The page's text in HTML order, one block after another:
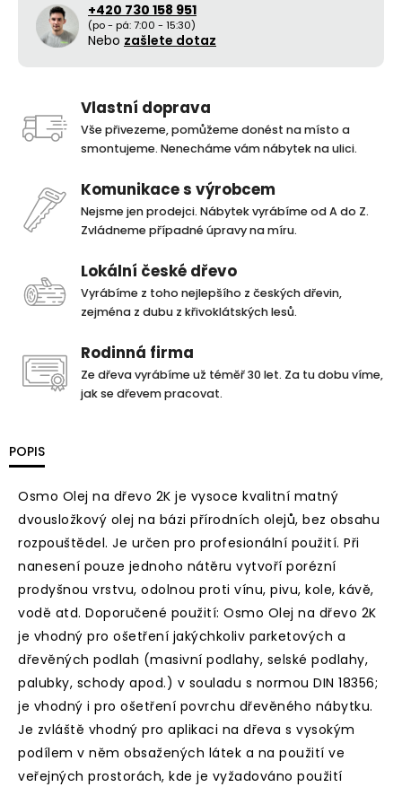
+420 730 158 951
(po - pá: 7:00 - 15:30)
Nebo zašlete dotaz
Vlastní doprava
Vše přivezeme, pomůžeme donést na místo a
smontujeme. Nenecháme vám nábytek na ulici.
Komunikace s výrobcem
Nejsme jen prodejci. Nábytek vyrábíme od A do Z.
Zvládneme případné úpravy na míru.
Lokální české dřevo
Vyrábíme z toho nejlepšího z českých dřevin,
zejména z dubu z křivoklátských lesů.
Rodinná firma
Ze dřeva vyrábíme už téměř 30 let. Za tu dobu víme,
jak se dřevem pracovat.
POPIS
Osmo Olej na dřevo 2K je vysoce kvalitní matný
dvousložkový olej na bázi přírodních olejů, bez obsahu
rozpouštědel. Je určen pro profesionální použití. Při
nanesení pouze jednoho nátěru vytvoří porézní
prodyšnou vrstvu, odolnou proti vínu, pivu, kole, kávě,
vodě atd. Doporučené použití: Osmo Olej na dřevo 2K
je vhodný pro ošetření jakýchkoliv parketových a
dřevěných podlah (masivní podlahy, selské podlahy,
palubky, schody apod.) v souladu s normou DIN 18356;
je vhodný i pro ošetření povrchu dřevěného nábytku.
Je zvláště vhodný pro aplikaci na dřeva s vysokým
podílem v něm obsažených látek a na použití ve
veřejných prostorách, kde je vyžadováno použití